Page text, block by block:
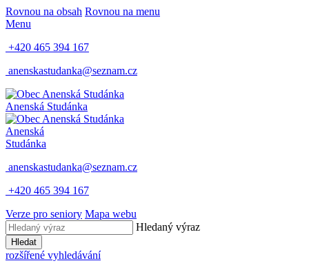
Rovnou na obsah Rovnou na menu
Menu
+420 465 394 167
anenskastudanka@seznam.cz
Anenská Studánka
Anenská
Studánka
anenskastudanka@seznam.cz
+420 465 394 167
Verze pro seniory Mapa webu
Hledaný výraz
Hledat
rozšířené vyhledávání